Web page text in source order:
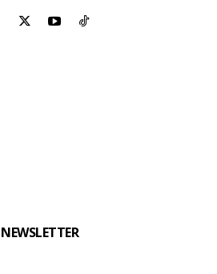
NEWSLETTER